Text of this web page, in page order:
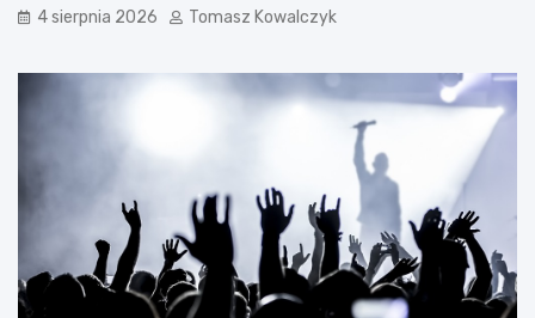
4 sierpnia 2026 Tomasz Kowalczyk